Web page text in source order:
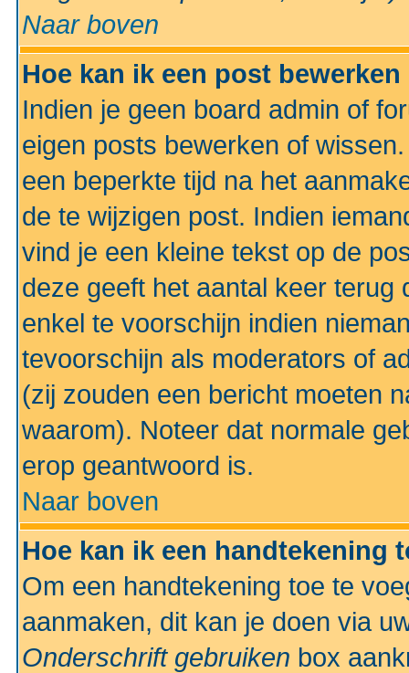
Naar boven
Hoe kan ik een post
Indien je geen board admin of
eigen posts bewerken of
een beperkte tijd na het
de te wijzigen post. Indien
vind je een kleine tekst op de
deze geeft het aantal keer terug
enkel te voorschijn indien
tevoorschijn als moderators of
(zij zouden een bericht moeten
waarom). Noteer dat normale
erop geantwoord is.
Naar boven
Hoe kan ik een handtekening
Om een handtekening toe te
aanmaken, dit kan je doen via
Onderschrift gebruiken box